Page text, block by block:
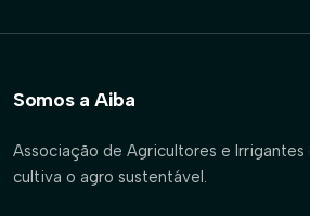
Somos a Aiba
Associação de Agricultores e Irrigantes
cultiva o agro sustentável.